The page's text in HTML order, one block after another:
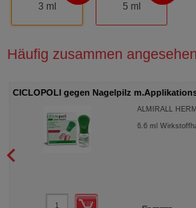
3 ml 5 ml
Häufig zusammen angesehen
CICLOPOLI gegen Nagelpilz
ALMIRALL
6.6ml